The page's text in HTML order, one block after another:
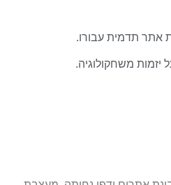
אתר תדמית עבורו.
משחקולוגיה.